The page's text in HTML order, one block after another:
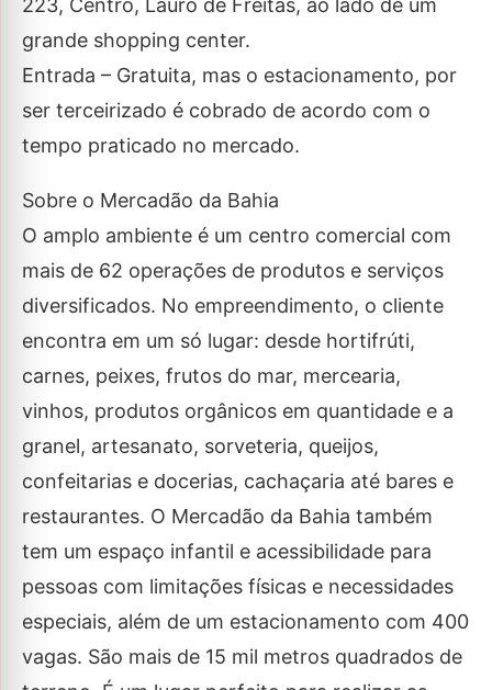
223, Centro, Lauro de Freitas, ao lado de um
grande shopping center.
Entrada – Gratuita, mas o estacionamento, por
ser terceirizado é cobrado de acordo com o
tempo praticado no mercado.
Sobre o Mercadão da Bahia
O amplo ambiente é um centro comercial com
mais de 62 operações de produtos e serviços
diversificados. No empreendimento, o cliente
encontra em um só lugar: desde hortifrúti,
carnes, peixes, frutos do mar, mercearia,
vinhos, produtos orgânicos em quantidade e a
granel, artesanato, sorveteria, queijos,
confeitarias e docerias, cachaçaria até bares e
restaurantes. O Mercadão da Bahia também
tem um espaço infantil e acessibilidade para
pessoas com limitações físicas e necessidades
especiais, além de um estacionamento com 400
vagas. São mais de 15 mil metros quadrados de